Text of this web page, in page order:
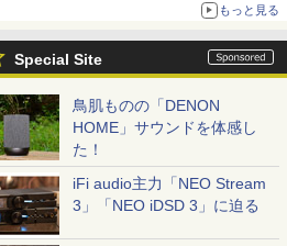
もっと見る
Special Site
鳥肌ものの「DENON
HOME」サウンドを体感し
た！
iFi audio主力「NEO Stream
3」「NEO iDSD 3」に迫る